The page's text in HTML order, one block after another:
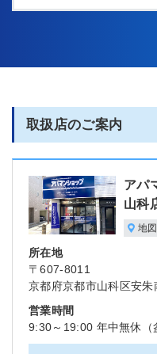
取扱店のご案内
アパ
山科
地
所在地
〒607-8011
京都府京都市山科区安
営業時間
9:30～19:00 年中無休（